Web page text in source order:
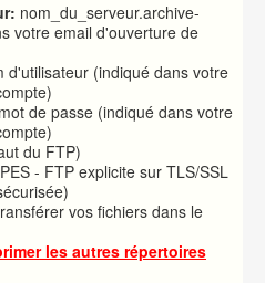
nom_du_serveur.archive-
votre email d'ouverture de
d'utilisateur (indiqué dans votre
de passe (indiqué dans votre
du FTP)
- FTP explicite sur TLS/SSL
vos fichiers dans le
les autres répertoires